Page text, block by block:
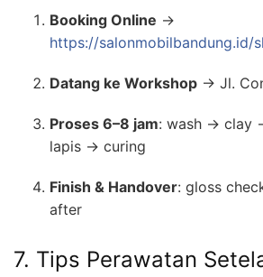
Booking Online →
https://salonmobilbandung.id/
Datang ke Workshop → Jl.
Proses 6–8 jam: wash → clay
lapis → curing
Finish & Handover: gloss
after
7. Tips Perawatan